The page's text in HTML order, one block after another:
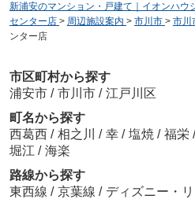
新浦安のマンション・戸建て｜イオンハ
センター店 > 周辺施設案内 > 市川市 > 市川
ンター店
市区町村から探す
浦安市 / 市川市 / 江戸川区
町名から探す
西葛西 / 相之川 / 幸 / 塩焼 / 福栄 /
堀江 / 海楽
路線から探す
東西線 / 京葉線 / ディズニー・